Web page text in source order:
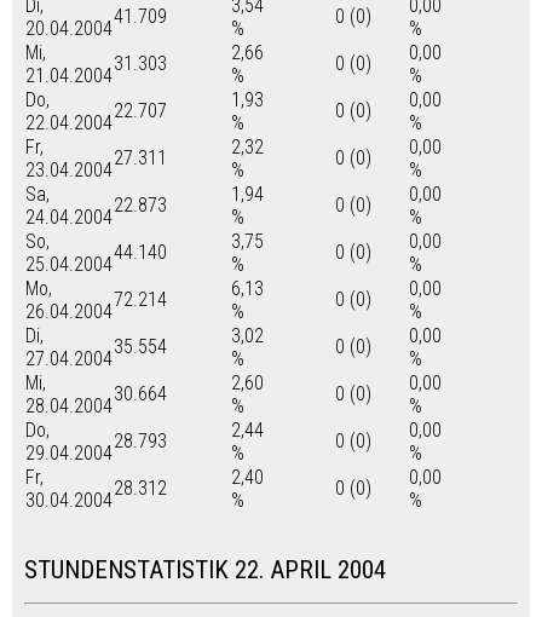
Di,
20.04.2004
41.709
3,54
%
0 (0)
0,00
%
Mi,
21.04.2004
31.303
2,66
%
0 (0)
0,00
%
Do,
22.04.2004
22.707
1,93
%
0 (0)
0,00
%
Fr,
23.04.2004
27.311
2,32
%
0 (0)
0,00
%
Sa,
24.04.2004
22.873
1,94
%
0 (0)
0,00
%
So,
25.04.2004
44.140
3,75
%
0 (0)
0,00
%
Mo,
26.04.2004
72.214
6,13
%
0 (0)
0,00
%
Di,
27.04.2004
35.554
3,02
%
0 (0)
0,00
%
Mi,
28.04.2004
30.664
2,60
%
0 (0)
0,00
%
Do,
29.04.2004
28.793
2,44
%
0 (0)
0,00
%
Fr,
30.04.2004
28.312
2,40
%
0 (0)
0,00
%
STUNDENSTATISTIK 22. APRIL 2004